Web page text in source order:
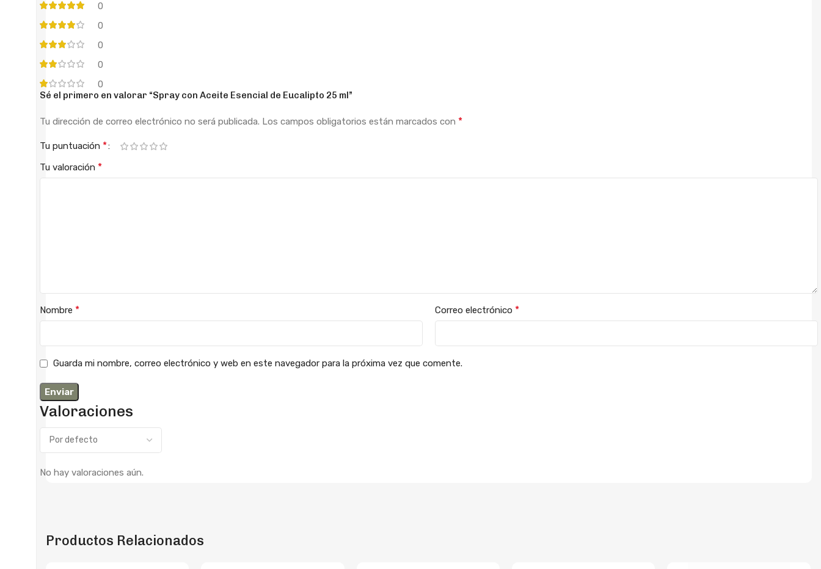
0
0
0
0
0
Valoraciones
No hay valoraciones aún.
Sé el primero en valorar “Spray con Aceite Esencial de Eucalipto 25 ml”
Tu dirección de correo electrónico no será publicada. Los campos obligatorios están marcados con *
Tu puntuación *
Tu valoración *
Nombre * Correo electrónico *
Guarda mi nombre, correo electrónico y web en este navegador para la próxima vez que comente.
Productos Relacionados